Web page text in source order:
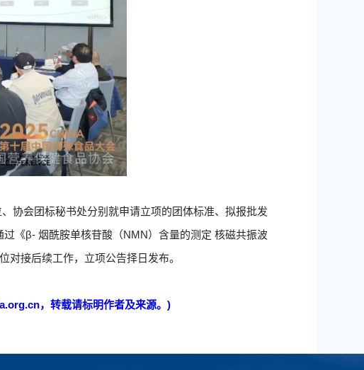
协会团标秘书处分别就申请立项的团体标准、拟报批发
《β- 烟酰胺单核苷酸（NMN）含量的测定 核磁共振波
接后续工作，立项公告择日发布。
，转载请标明作者及来源。)